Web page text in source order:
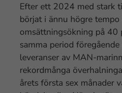
Efter ett 2024 med stark
börjat i ännu högre
omsättningsökning på 40
samma period
leveranser av MAN-
rekordmånga
årets första sex månader